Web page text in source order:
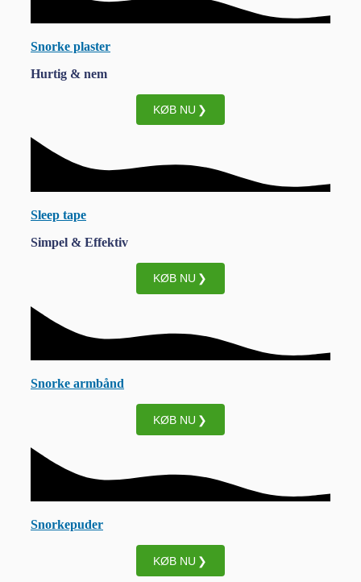
Snorke plaster
Hurtig & nem
KØB NU
Sleep tape
Simpel & Effektiv
KØB NU
Snorke armbånd
KØB NU
Snorkepuder
KØB NU